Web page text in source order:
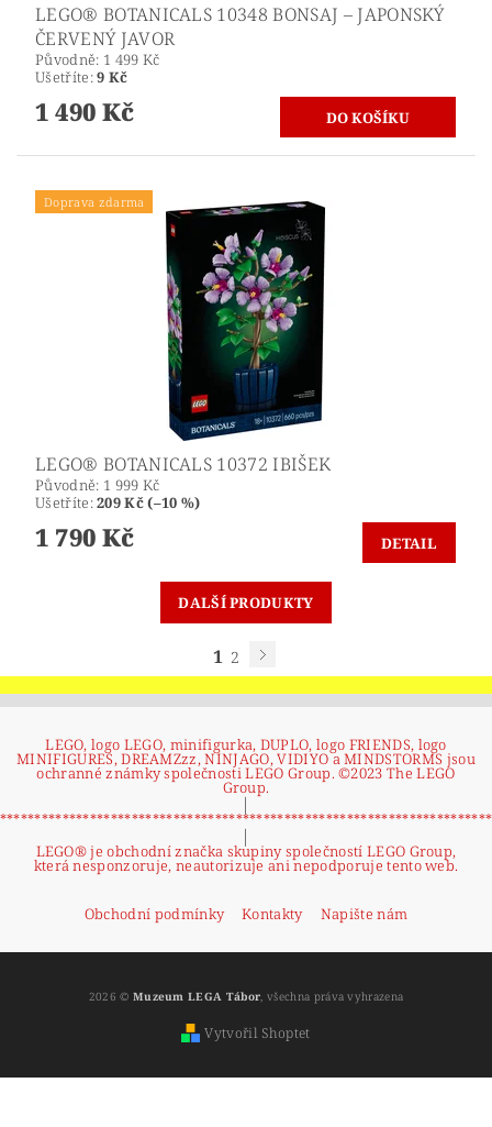
LEGO® BOTANICALS 10348 BONSAJ – JAPONSKÝ
ČERVENÝ JAVOR
Původně: 1 499 Kč
Ušetříte:9 Kč
1 490 Kč
Doprava zdarma
LEGO® BOTANICALS 10372 IBIŠEK
Původně: 1 999 Kč
Ušetříte:209 Kč (–10 %)
1 790 Kč DETAIL
DALŠÍ PRODUKTY
1 2
LEGO, logo LEGO, minifigurka, DUPLO, logo FRIENDS, logo
MINIFIGURES, DREAMZzz, NINJAGO, VIDIYO a MINDSTORMS jsou
ochranné známky společnosti LEGO Group. ©2023 The LEGO
Group.
|
|
LEGO® je obchodní značka skupiny společností LEGO Group,
která nesponzoruje, neautorizuje ani nepodporuje tento web.
Obchodní podmínky Kontakty Napište nám
2026 © Muzeum LEGA Tábor , všechna práva vyhrazena
Vytvořil Shoptet